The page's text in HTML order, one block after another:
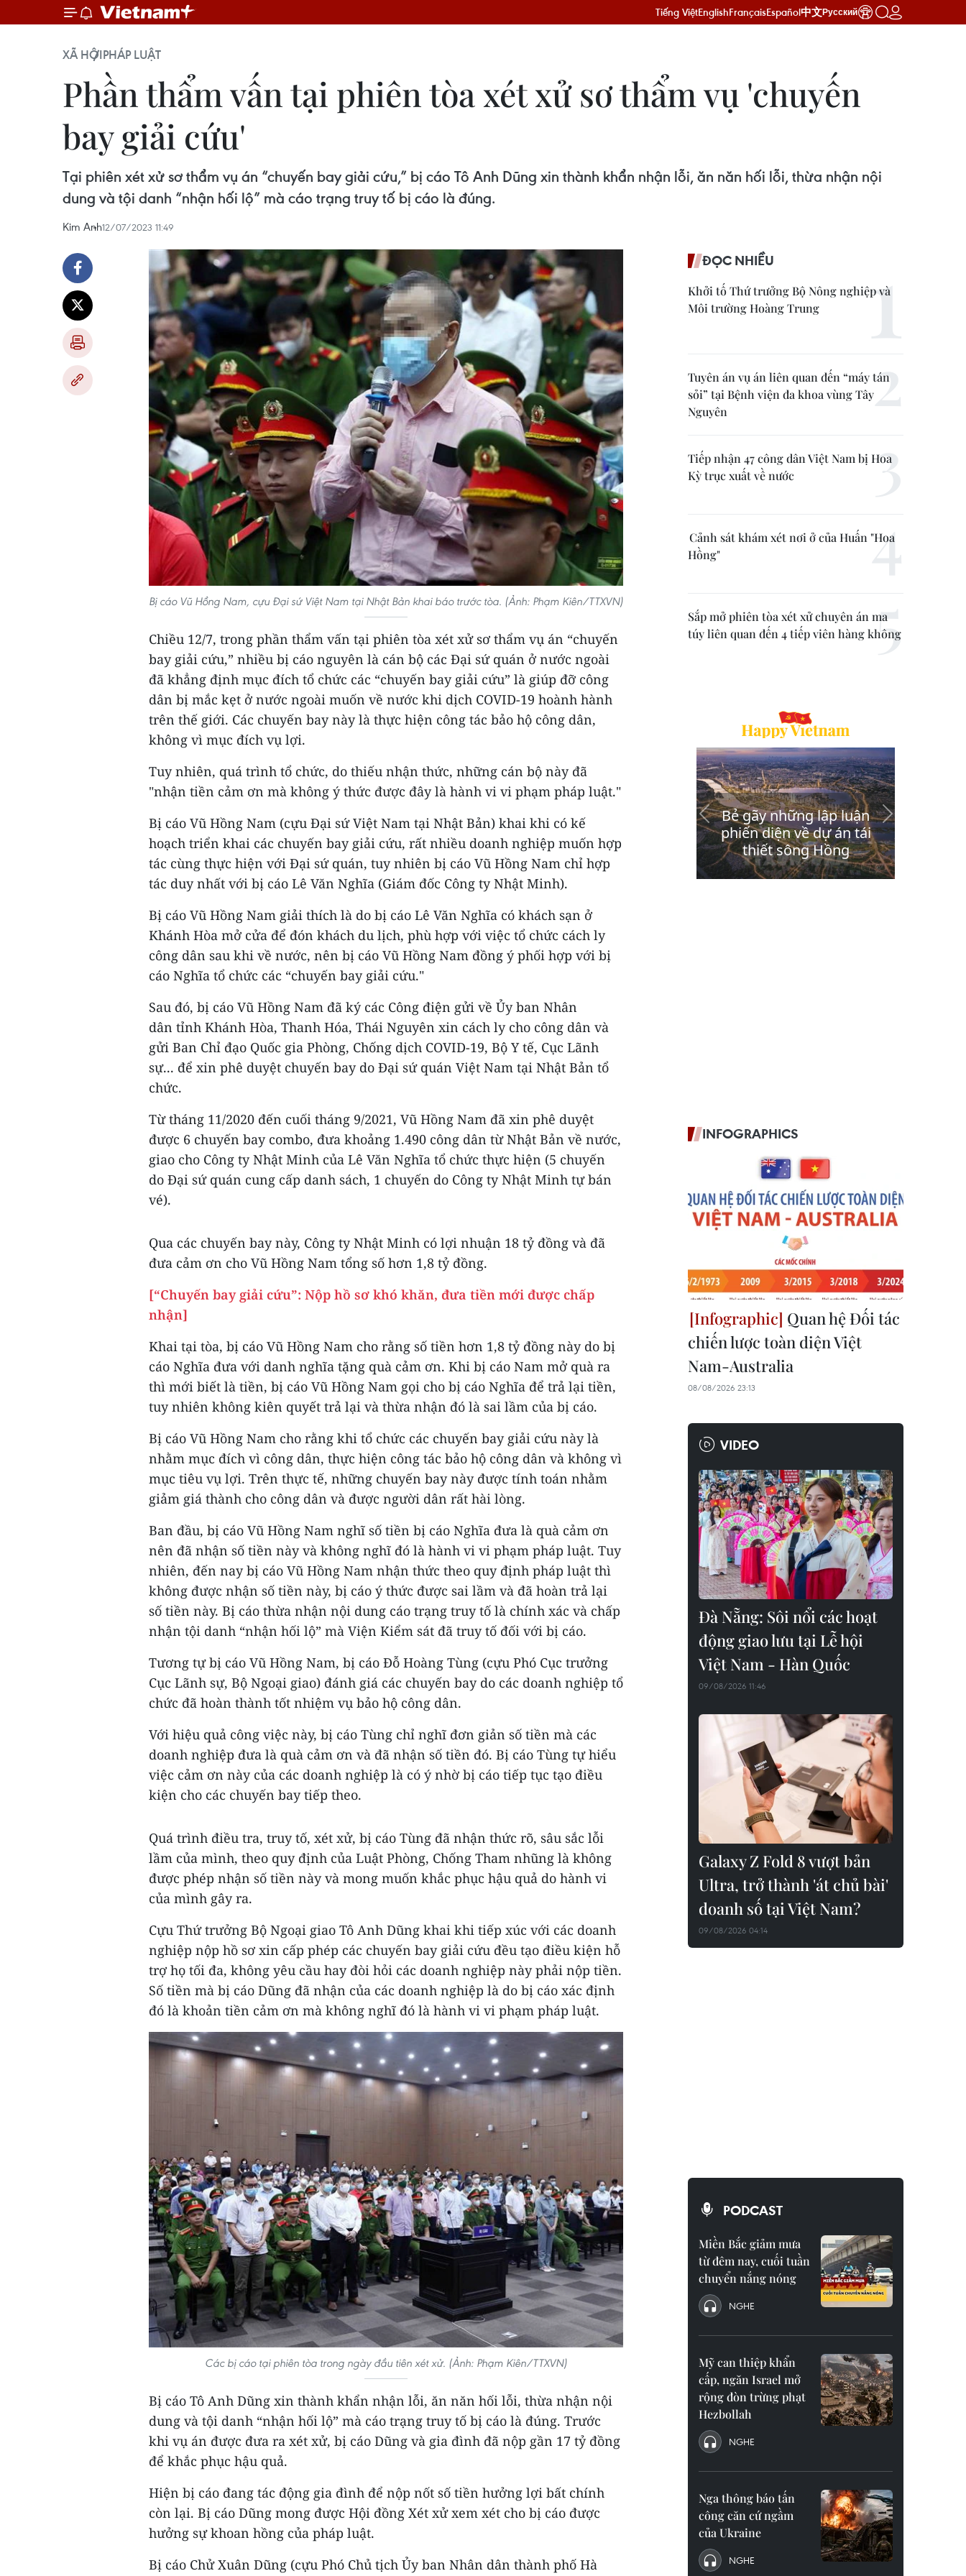
Tiếng ViệtEnglishFrançaisEspañol中文Русский
XÃ HỘIPHÁP LUẬT
Phần thẩm vấn tại phiên tòa xét xử sơ thẩm vụ 'chuyến
bay giải cứu'
Tại phiên xét xử sơ thẩm vụ án “chuyến bay giải cứu,” bị cáo Tô Anh Dũng xin thành khẩn nhận lỗi, ăn năn hối lỗi, thừa nhận nội
dung và tội danh “nhận hối lộ” mà cáo trạng truy tố bị cáo là đúng.
Kim Anh12/07/2023 11:49
Bị cáo Vũ Hồng Nam, cựu Đại sứ Việt Nam tại Nhật Bản khai báo trước tòa. (Ảnh: Phạm Kiên/TTXVN)
Chiều 12/7, trong phần thẩm vấn tại phiên tòa xét xử sơ thẩm vụ án “chuyến
bay giải cứu,” nhiều bị cáo nguyên là cán bộ các Đại sứ quán ở nước ngoài
đã khẳng định mục đích tổ chức các “chuyến bay giải cứu” là giúp đỡ công
dân bị mắc kẹt ở nước ngoài muốn về nước khi dịch COVID-19 hoành hành
trên thế giới. Các chuyến bay này là thực hiện công tác bảo hộ công dân,
không vì mục đích vụ lợi.
Tuy nhiên, quá trình tổ chức, do thiếu nhận thức, những cán bộ này đã
"nhận tiền cảm ơn mà không ý thức được đây là hành vi vi phạm pháp luật."
Bị cáo Vũ Hồng Nam (cựu Đại sứ Việt Nam tại Nhật Bản) khai khi có kế
hoạch triển khai các chuyến bay giải cứu, rất nhiều doanh nghiệp muốn hợp
tác cùng thực hiện với Đại sứ quán, tuy nhiên bị cáo Vũ Hồng Nam chỉ hợp
tác duy nhất với bị cáo Lê Văn Nghĩa (Giám đốc Công ty Nhật Minh).
Bị cáo Vũ Hồng Nam giải thích là do bị cáo Lê Văn Nghĩa có khách sạn ở
Khánh Hòa mở cửa để đón khách du lịch, phù hợp với việc tổ chức cách ly
công dân sau khi về nước, nên bị cáo Vũ Hồng Nam đồng ý phối hợp với bị
cáo Nghĩa tổ chức các “chuyến bay giải cứu."
Sau đó, bị cáo Vũ Hồng Nam đã ký các Công điện gửi về Ủy ban Nhân
dân tỉnh Khánh Hòa, Thanh Hóa, Thái Nguyên xin cách ly cho công dân và
gửi Ban Chỉ đạo Quốc gia Phòng, Chống dịch COVID-19, Bộ Y tế, Cục Lãnh
sự... để xin phê duyệt chuyến bay do Đại sứ quán Việt Nam tại Nhật Bản tổ
chức.
Từ tháng 11/2020 đến cuối tháng 9/2021, Vũ Hồng Nam đã xin phê duyệt
được 6 chuyến bay combo, đưa khoảng 1.490 công dân từ Nhật Bản về nước,
giao cho Công ty Nhật Minh của Lê Văn Nghĩa tổ chức thực hiện (5 chuyến
do Đại sứ quán cung cấp danh sách, 1 chuyến do Công ty Nhật Minh tự bán
vé).
Qua các chuyến bay này, Công ty Nhật Minh có lợi nhuận 18 tỷ đồng và đã
đưa cảm ơn cho Vũ Hồng Nam tổng số hơn 1,8 tỷ đồng.
[“Chuyến bay giải cứu”: Nộp hồ sơ khó khăn, đưa tiền mới được chấp
nhận]
Khai tại tòa, bị cáo Vũ Hồng Nam cho rằng số tiền hơn 1,8 tỷ đồng này do bị
cáo Nghĩa đưa với danh nghĩa tặng quà cảm ơn. Khi bị cáo Nam mở quà ra
thì mới biết là tiền, bị cáo Vũ Hồng Nam gọi cho bị cáo Nghĩa để trả lại tiền,
tuy nhiên không kiên quyết trả lại và thừa nhận đó là sai lầm của bị cáo.
Bị cáo Vũ Hồng Nam cho rằng khi tổ chức các chuyến bay giải cứu này là
nhằm mục đích vì công dân, thực hiện công tác bảo hộ công dân và không vì
mục tiêu vụ lợi. Trên thực tế, những chuyến bay này được tính toán nhằm
giảm giá thành cho công dân và được người dân rất hài lòng.
Ban đầu, bị cáo Vũ Hồng Nam nghĩ số tiền bị cáo Nghĩa đưa là quà cảm ơn
nên đã nhận số tiền này và không nghĩ đó là hành vi vi phạm pháp luật. Tuy
nhiên, đến nay bị cáo Vũ Hồng Nam nhận thức theo quy định pháp luật thì
không được nhận số tiền này, bị cáo ý thức được sai lầm và đã hoàn trả lại
số tiền này. Bị cáo thừa nhận nội dung cáo trạng truy tố là chính xác và chấp
nhận tội danh “nhận hối lộ” mà Viện Kiểm sát đã truy tố đối với bị cáo.
Tương tự bị cáo Vũ Hồng Nam, bị cáo Đỗ Hoàng Tùng (cựu Phó Cục trưởng
Cục Lãnh sự, Bộ Ngoại giao) đánh giá các chuyến bay do các doanh nghiệp tổ
chức đã hoàn thành tốt nhiệm vụ bảo hộ công dân.
Với hiệu quả công việc này, bị cáo Tùng chỉ nghĩ đơn giản số tiền mà các
doanh nghiệp đưa là quà cảm ơn và đã nhận số tiền đó. Bị cáo Tùng tự hiểu
việc cảm ơn này của các doanh nghiệp là có ý nhờ bị cáo tiếp tục tạo điều
kiện cho các chuyến bay tiếp theo.
Quá trình điều tra, truy tố, xét xử, bị cáo Tùng đã nhận thức rõ, sâu sắc lỗi
lầm của mình, theo quy định của Luật Phòng, Chống Tham nhũng là không
được phép nhận số tiền này và mong muốn khắc phục hậu quả do hành vi
của mình gây ra.
Cựu Thứ trưởng Bộ Ngoại giao Tô Anh Dũng khai khi tiếp xúc với các doanh
nghiệp nộp hồ sơ xin cấp phép các chuyến bay giải cứu đều tạo điều kiện hỗ
trợ họ tối đa, không yêu cầu hay đòi hỏi các doanh nghiệp này phải nộp tiền.
Số tiền mà bị cáo Dũng đã nhận của các doanh nghiệp là do bị cáo xác định
đó là khoản tiền cảm ơn mà không nghĩ đó là hành vi vi phạm pháp luật.
Các bị cáo tại phiên tòa trong ngày đầu tiên xét xử. (Ảnh: Phạm Kiên/TTXVN)
Bị cáo Tô Anh Dũng xin thành khẩn nhận lỗi, ăn năn hối lỗi, thừa nhận nội
dung và tội danh “nhận hối lộ” mà cáo trạng truy tố bị cáo là đúng. Trước
khi vụ án được đưa ra xét xử, bị cáo Dũng và gia đình đã nộp gần 17 tỷ đồng
để khắc phục hậu quả.
Hiện bị cáo đang tác động gia đình để nộp nốt số tiền hưởng lợi bất chính
còn lại. Bị cáo Dũng mong được Hội đồng Xét xử xem xét cho bị cáo được
hưởng sự khoan hồng của pháp luật.
Bị cáo Chử Xuân Dũng (cựu Phó Chủ tịch Ủy ban Nhân dân thành phố Hà
ĐỌC NHIỀU
Khởi tố Thứ trưởng Bộ Nông nghiệp và
Môi trường Hoàng Trung
Tuyên án vụ án liên quan đến “máy tán
sỏi” tại Bệnh viện đa khoa vùng Tây
Nguyên
Tiếp nhận 47 công dân Việt Nam bị Hoa
Kỳ trục xuất về nước
Cảnh sát khám xét nơi ở của Huấn "Hoa
Hồng"
Sắp mở phiên tòa xét xử chuyên án ma
túy liên quan đến 4 tiếp viên hàng không
INFOGRAPHICS
Quan hệ Đối tác
chiến lược toàn diện Việt
Nam-Australia
08/08/2026 23:13
VIDEO
Đà Nẵng: Sôi nổi các hoạt
động giao lưu tại Lễ hội
Việt Nam - Hàn Quốc
09/08/2026 11:46
Galaxy Z Fold 8 vượt bản
Ultra, trở thành 'át chủ bài'
doanh số tại Việt Nam?
09/08/2026 04:14
PODCAST
Miền Bắc giảm mưa
từ đêm nay, cuối tuần
chuyển nắng nóng
NGHE
Mỹ can thiệp khẩn
cấp, ngăn Israel mở
rộng đòn trừng phạt
Hezbollah
NGHE
Nga thông báo tấn
công căn cứ ngầm
của Ukraine
NGHE